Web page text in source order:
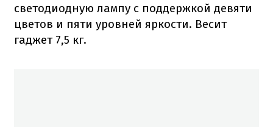
светодиодную лампу с поддержкой девяти
цветов и пяти уровней яркости. Весит
гаджет 7,5 кг.